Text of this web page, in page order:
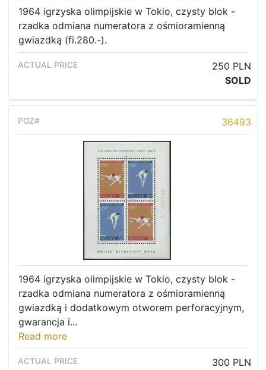
1964 igrzyska olimpijskie w Tokio, czysty blok -
rzadka odmiana numeratora z ośmioramienną
gwiazdką (fi.280.-).
250 PLN
SOLD
36493
1964 igrzyska olimpijskie w Tokio, czysty blok -
rzadka odmiana numeratora z ośmioramienną
gwiazdką i dodatkowym otworem perforacyjnym,
gwarancja i...
Read more
300 PLN